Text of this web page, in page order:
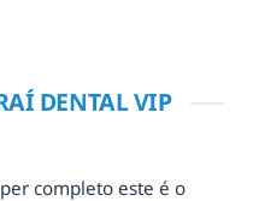
DENTAL VIP
completo este é o